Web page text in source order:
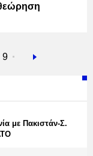
Σελίδα
9
Next
με Πακιστάν-Σ.